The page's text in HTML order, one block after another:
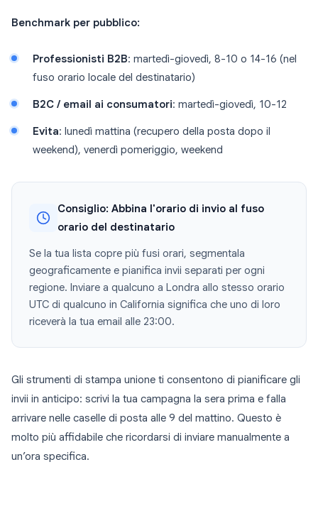
Benchmark per pubblico:
Professionisti B2B: martedì-giovedì, 8-10 o 14-16 (nel
fuso orario locale del destinatario)
B2C / email ai consumatori: martedì-giovedì, 10-12
Evita: lunedì mattina (recupero della posta dopo il
weekend), venerdì pomeriggio, weekend
Consiglio: Abbina l'orario di invio al fuso
orario del destinatario
Se la tua lista copre più fusi orari, segmentala
geograficamente e pianifica invii separati per ogni
regione. Inviare a qualcuno a Londra allo stesso orario
UTC di qualcuno in California significa che uno di loro
riceverà la tua email alle 23:00.
Gli strumenti di stampa unione ti consentono di pianificare gli
invii in anticipo: scrivi la tua campagna la sera prima e falla
arrivare nelle caselle di posta alle 9 del mattino. Questo è
molto più affidabile che ricordarsi di inviare manualmente a
un’ora specifica.